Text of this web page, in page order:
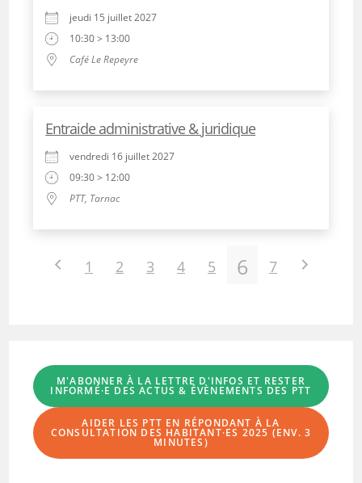
jeudi 15 juillet 2027
10:30 > 13:00
Café Le Repeyre
Entraide administrative & juridique
vendredi 16 juillet 2027
09:30 > 12:00
PTT, Tarnac
1 2 3 4 5 6 7
M'ABONNER À LA LETTRE D'INFOS ET RESTER
INFORMÉ·E DES ACTUS & ÉVÈNEMENTS DES PTT
AIDER LES PTT EN RÉPONDANT À LA
CONSULTATION DES HABITANT·ES 2025 (ENV. 3
MINUTES)